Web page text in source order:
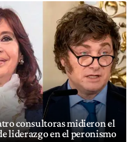
consultoras midieron el
liderazgo en el peronismo